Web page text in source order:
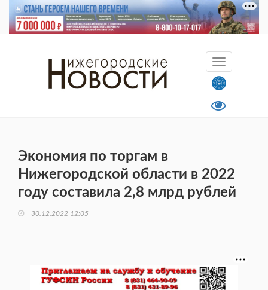
Экономия по торгам в
Нижегородской области в 2022
году составила 2,8 млрд рублей
30.12.2022 12:05